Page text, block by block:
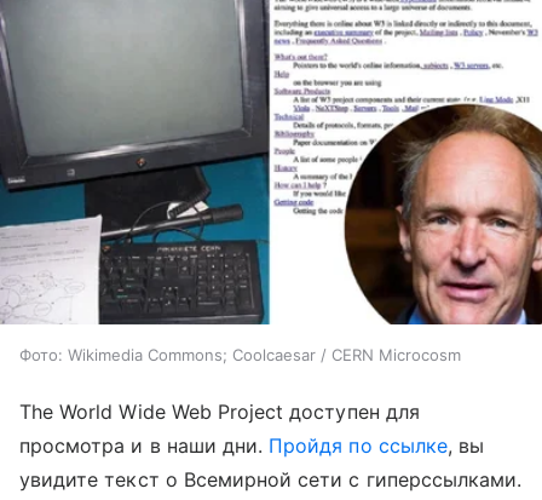
Фото: Wikimedia Commons; Coolcaesar / CERN Microcosm
The World Wide Web Project доступен для
просмотра и в наши дни. Пройдя по ссылке, вы
увидите текст о Всемирной сети с гиперссылками.